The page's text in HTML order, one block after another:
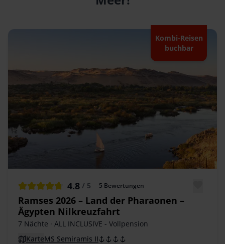
Kombi-Reisen
buchbar
4.8 / 5 5 Bewertungen
Ramses 2026 – Land der Pharaonen –
Ägypten Nilkreuzfahrt
7 Nächte · ALL INCLUSIVE - Vollpension
KarteMS Semiramis II